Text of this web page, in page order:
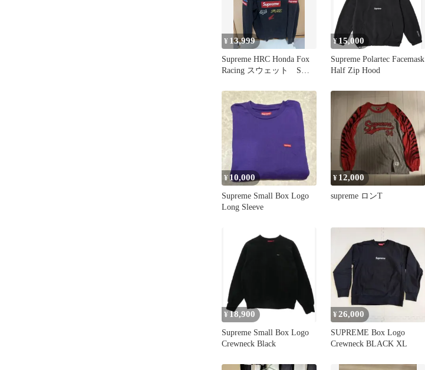
¥ 13,999
Supreme HRC Honda Fox
Racing スウェット Sサ
¥ 15,000
Supreme Polartec Facemask
Half Zip Hood
¥ 10,000
Supreme Small Box Logo
Long Sleeve
¥ 12,000
supreme ロンT
¥ 18,900
Supreme Small Box Logo
Crewneck Black
¥26,000
SUPREME Box Logo
Crewneck BLACK XL